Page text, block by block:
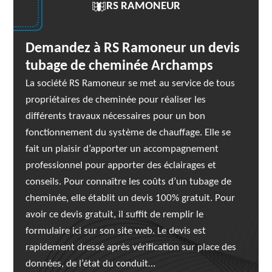
RS RAMONEUR
Demandez à RS Ramoneur un devis
tubage de cheminée Archamps
La société RS Ramoneur se met au service de tous
propriétaires de cheminée pour réaliser les
différents travaux nécessaires pour un bon
fonctionnement du système de chauffage. Elle se
fait un plaisir d’apporter un accompagnement
professionnel pour apporter des éclairages et
conseils. Pour connaître les coûts d’un tubage de
cheminée, elle établit un devis 100% gratuit. Pour
avoir ce devis gratuit, il suffit de remplir le
formulaire ici sur son site web. Le devis est
rapidement dressé après vérification sur place des
données, de l’état du conduit…